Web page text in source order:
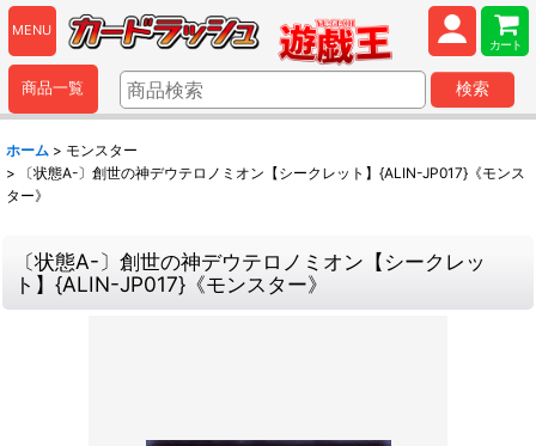
MENU
カート
商品一覧 検索
ホーム > モンスター
>
〔状態A-〕創世の神デウテロノミオン【シークレット】{ALIN-JP017}《モンス
ター》
〔状態A-〕創世の神デウテロノミオン【シークレッ
ト】{ALIN-JP017}《モンスター》